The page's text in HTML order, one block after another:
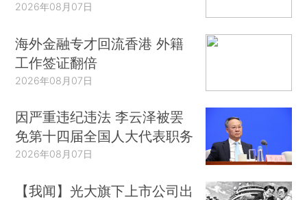
2026年08月07日
海外金融专才回流香港 外籍
工作签证翻倍
2026年08月07日
因严重违纪违法 李云泽被罢
免第十四届全国人大代表职务
2026年08月07日
【我闻】光大旗下上市公司出